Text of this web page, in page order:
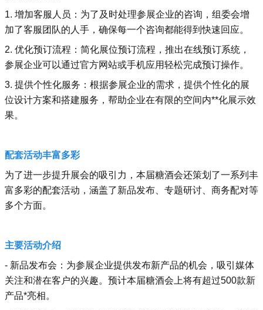
1. 增加客服人员：为了及时处理参展企业的咨询，组委会增
加了客服团队的人手，确保每一个咨询都能得到快速回应。
2. 优化预订流程：简化展位预订流程，推出在线预订系统，
参展企业可以通过官方网站或手机应用轻松完成预订操作。
3. 提供个性化服务：根据参展企业的需求，提供个性化的展
位设计方案和搭建服务，帮助企业在有限的空间内**化展示效
果。
配套活动丰富多彩
为了进一步提升展会的吸引力，本届糖酒会还策划了一系列丰
富多彩的配套活动，涵盖了新品发布、专题研讨、商务配对等
多个方面。
主要活动介绍
- 新品发布会：为参展企业提供发布新产品的机会，吸引媒体
关注和潜在客户的兴趣。预计本届糖酒会上将有超过500款新
产品*亮相。